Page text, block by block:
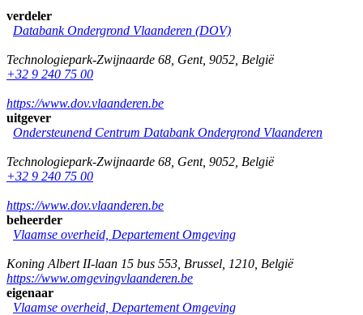
verdeler
Databank Ondergrond Vlaanderen (DOV)
Technologiepark-Zwijnaarde 68 Gent, 9052 België
+32 9 240 75 00
https://www.dov.vlaanderen.be
uitgever
Ondersteunend Centrum Databank Ondergrond Vlaanderen
Technologiepark-Zwijnaarde 68 Gent, 9052 België
+32 9 240 75 00
https://www.dov.vlaanderen.be
beheerder
Vlaamse overheid, Departement Omgeving
Koning Albert II-laan 15 bus 553 Brussel 1210 België
https://www.omgevingvlaanderen.be
eigenaar
Vlaamse overheid, Departement Omgeving